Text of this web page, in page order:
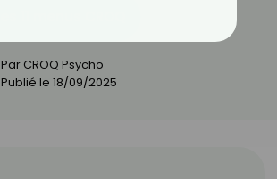
Par CROQ Psycho
Publié le 18/09/2025